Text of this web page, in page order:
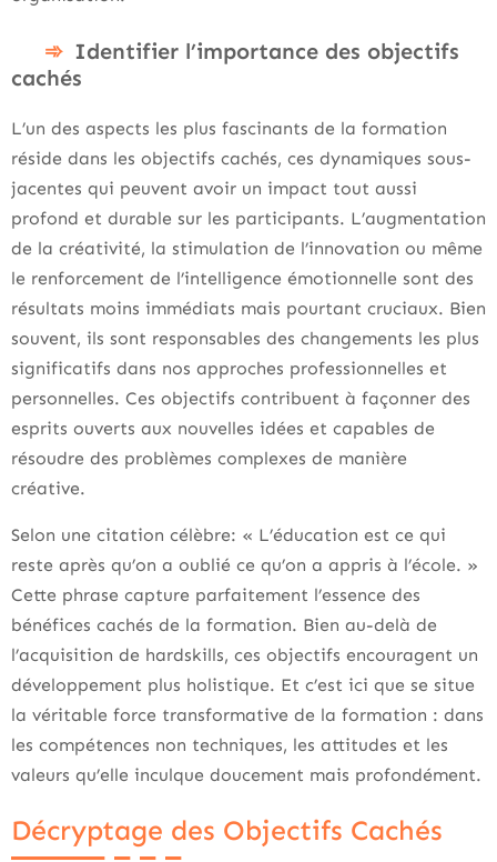
Identifier l’importance des objectifs
cachés
L’un des aspects les plus fascinants de la formation
réside dans les objectifs cachés, ces dynamiques sous-
jacentes qui peuvent avoir un impact tout aussi
profond et durable sur les participants. L’augmentation
de la créativité, la stimulation de l’innovation ou même
le renforcement de l’intelligence émotionnelle sont des
résultats moins immédiats mais pourtant cruciaux. Bien
souvent, ils sont responsables des changements les plus
significatifs dans nos approches professionnelles et
personnelles. Ces objectifs contribuent à façonner des
esprits ouverts aux nouvelles idées et capables de
résoudre des problèmes complexes de manière
créative.
Selon une citation célèbre: « L’éducation est ce qui
reste après qu’on a oublié ce qu’on a appris à l’école. »
Cette phrase capture parfaitement l’essence des
bénéfices cachés de la formation. Bien au-delà de
l’acquisition de hardskills, ces objectifs encouragent un
développement plus holistique. Et c’est ici que se situe
la véritable force transformative de la formation : dans
les compétences non techniques, les attitudes et les
valeurs qu’elle inculque doucement mais profondément.
Décryptage des Objectifs Cachés